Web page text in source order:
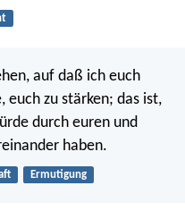
auf daß ich euch
euch zu stärken; das ist,
durch euren und
haben.
Ermutigung